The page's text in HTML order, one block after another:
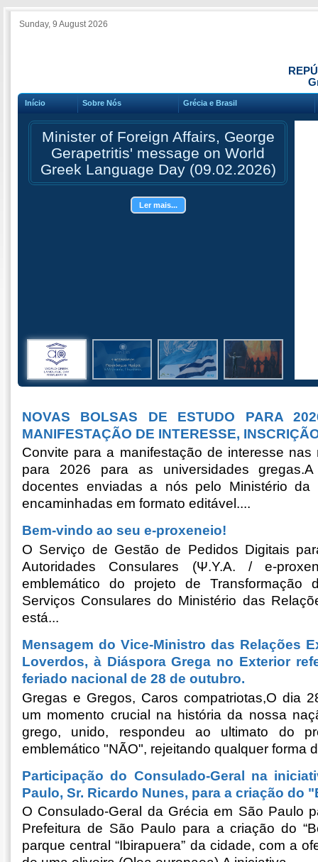
Sunday, 9 August 2026
Início Sobre Nós Grécia e Brasil
Minister of Foreign Affairs, George
Gerapetritis' message on World
Greek Language Day (09.02.2026)
Ler mais...
NOVAS BOLSAS DE ESTUDO PARA
MANIFESTAÇÃO DE INTERESSE,
Convite para a manifestação de interesse
para 2026 para as universidades
docentes enviadas a nós pelo Ministério da
encaminhadas em formato editável....
Bem-vindo ao seu e-proxeneio!
O Serviço de Gestão de Pedidos Digitais
Autoridades Consulares (Ψ.Υ.Α. / e-
emblemático do projeto de Transformação
Serviços Consulares do Ministério das
está...
Mensagem do Vice-Ministro das Relações
Loverdos, à Diáspora Grega no Exterior
feriado nacional de 28 de outubro.
Gregas e Gregos, Caros compatriotas,O dia
um momento crucial na história da nossa
grego, unido, respondeu ao ultimato do
emblemático "NÃO", rejeitando qualquer forma
Participação do Consulado-Geral na
Paulo, Sr. Ricardo Nunes, para a criação do
O Consulado-Geral da Grécia em São Paulo
Prefeitura de São Paulo para a criação do
parque central “Ibirapuera” da cidade, com a